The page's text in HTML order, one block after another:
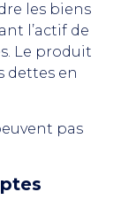
les biens
l’actif de
Le produit
dettes en
pas